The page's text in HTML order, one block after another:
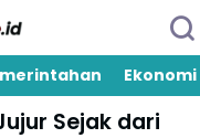
Ekonomi
Sejak dari